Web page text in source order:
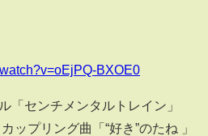
BXOE0
「センチメンタルトレイン」
ップリング曲「“好き”のたね 」